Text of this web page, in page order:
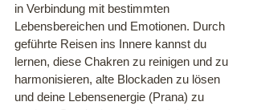
in Verbindung mit bestimmten
Lebensbereichen und Emotionen. Durch
geführte Reisen ins Innere kannst du
lernen, diese Chakren zu reinigen und zu
harmonisieren, alte Blockaden zu lösen
und deine Lebensenergie (Prana) zu